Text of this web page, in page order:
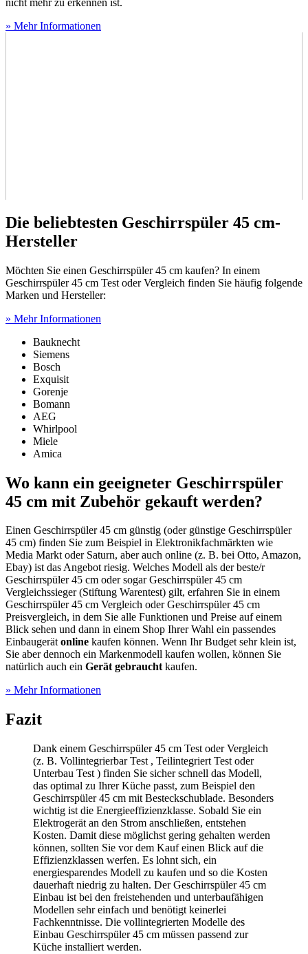
» Mehr Informationen
Die beliebtesten Geschirrspüler 45 cm-
Hersteller
Möchten Sie einen Geschirrspüler 45 cm kaufen? In einem
Geschirrspüler 45 cm Test oder Vergleich finden Sie häufig folgende
Marken und Hersteller:
» Mehr Informationen
Bauknecht
Siemens
Bosch
Exquisit
Gorenje
Bomann
AEG
Whirlpool
Miele
Amica
Wo kann ein geeigneter Geschirrspüler
45 cm mit Zubehör gekauft werden?
Einen Geschirrspüler 45 cm günstig (oder günstige Geschirrspüler
45 cm) finden Sie zum Beispiel in Elektronikfachmärkten wie
Media Markt oder Saturn, aber auch online (z. B. bei Otto, Amazon,
Ebay) ist das Angebot riesig. Welches Modell als der beste/r
Geschirrspüler 45 cm oder sogar Geschirrspüler 45 cm
Vergleichssieger (Stiftung Warentest) gilt, erfahren Sie in einem
Geschirrspüler 45 cm Vergleich oder Geschirrspüler 45 cm
Preisvergleich, in dem Sie alle Funktionen und Preise auf einem
Blick sehen und dann in einem Shop Ihrer Wahl ein passendes
Einbaugerätonline kaufen können. Wenn Ihr Budget sehr klein ist,
Sie aber dennoch ein Markenmodell kaufen wollen, können Sie
natürlich auch ein Gerät gebrauchtkaufen.
» Mehr Informationen
Fazit
Dank einem Geschirrspüler 45 cm Test oder Vergleich
(z. B. Vollintegrierbar Test , Teilintegriert Test oder
Unterbau Test ) finden Sie sicher schnell das Modell,
das optimal zu Ihrer Küche passt, zum Beispiel den
Geschirrspüler 45 cm mit Besteckschublade. Besonders
wichtig ist die Energieeffizienzklasse. Sobald Sie ein
Elektrogerät an den Strom anschließen, entstehen
Kosten. Damit diese möglichst gering gehalten werden
können, sollten Sie vor dem Kauf einen Blick auf die
Effizienzklassen werfen. Es lohnt sich, ein
energiesparendes Modell zu kaufen und so die Kosten
dauerhaft niedrig zu halten. Der Geschirrspüler 45 cm
Einbau ist bei den freistehenden und unterbaufähigen
Modellen sehr einfach und benötigt keinerlei
Fachkenntnisse. Die vollintegrierten Modelle des
Einbau Geschirrspüler 45 cm müssen passend zur
Küche installiert werden.